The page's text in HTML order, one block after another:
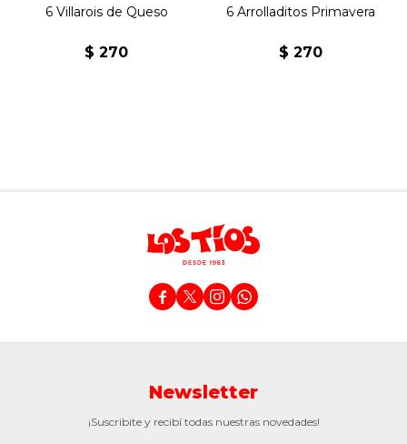
6 Villarois de Queso
$ 270
6 Arrolladitos Primavera
$ 270
   
Newsletter
¡Suscribite y recibí todas nuestras novedades!